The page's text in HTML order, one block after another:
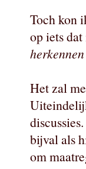
Toch kon
op iets
Het zal
bijval als
om